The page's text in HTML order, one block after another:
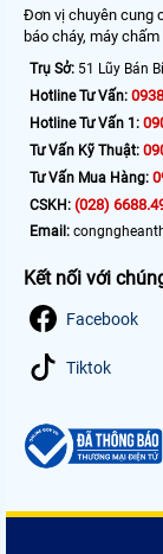
Đơn vị chuyên cung
báo cháy, máy
Trụ Sở: 51 Lũy Bán
Hotline Tư Vấn:
Hotline Tư Vấn 1:
Tư Vấn Kỹ Thuật:
Tư Vấn Mua Hàng:
CSKH: (028)
Email:
Kết nối với
Facebook
Tiktok